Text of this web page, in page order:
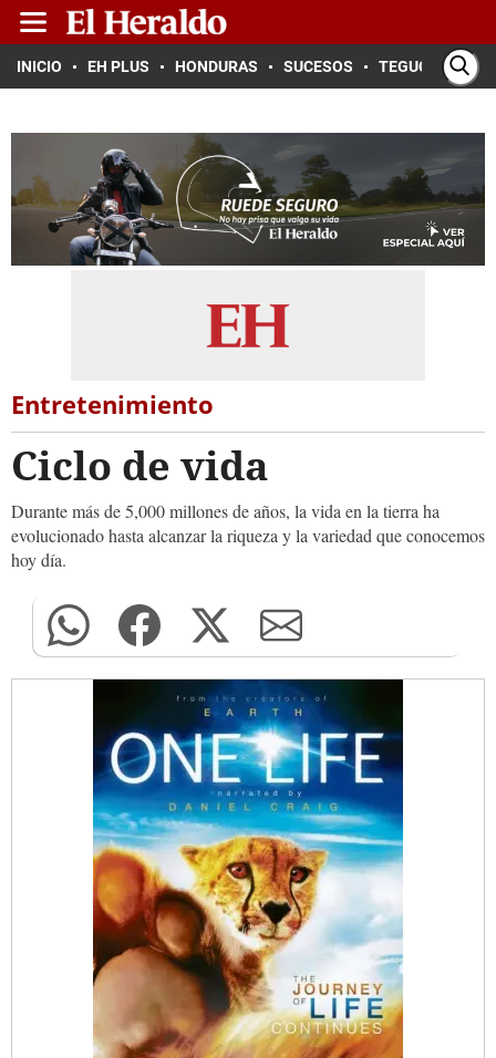
INICIO EH PLUS HONDURAS SUCESOS TEGUCIGALPA
Entretenimiento
Ciclo de vida
Durante más de 5,000 millones de años, la vida en la tierra ha
evolucionado hasta alcanzar la riqueza y la variedad que conocemos
hoy día.